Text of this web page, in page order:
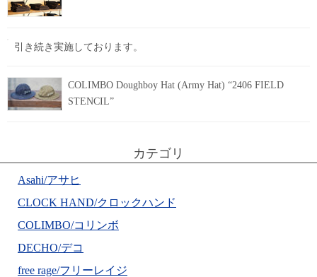
引き続き実施しております。
COLIMBO Doughboy Hat (Army Hat) “2406 FIELD
STENCIL”
カテゴリ
Asahi/アサヒ
CLOCK HAND/クロックハンド
COLIMBO/コリンボ
DECHO/デコ
free rage/フリーレイジ